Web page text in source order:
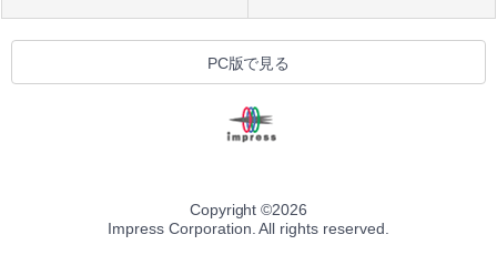
PC版で見る
Copyright ©2026
Impress Corporation. All rights reserved.